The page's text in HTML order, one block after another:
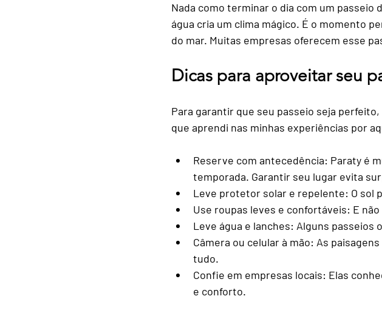
Nada como terminar o dia com um passeio
água cria um clima mágico. É o momento
do mar. Muitas empresas oferecem esse
Dicas para aproveitar seu
Para garantir que seu passeio seja
que aprendi nas minhas experiências por
Reserve com antecedência: Paraty é
temporada. Garantir seu lugar evita
Leve protetor solar e repelente: O sol
Use roupas leves e confortáveis: E
Leve água e lanches: Alguns passeios
Câmera ou celular à mão: As
tudo.
Confie em empresas locais: Elas
e conforto.